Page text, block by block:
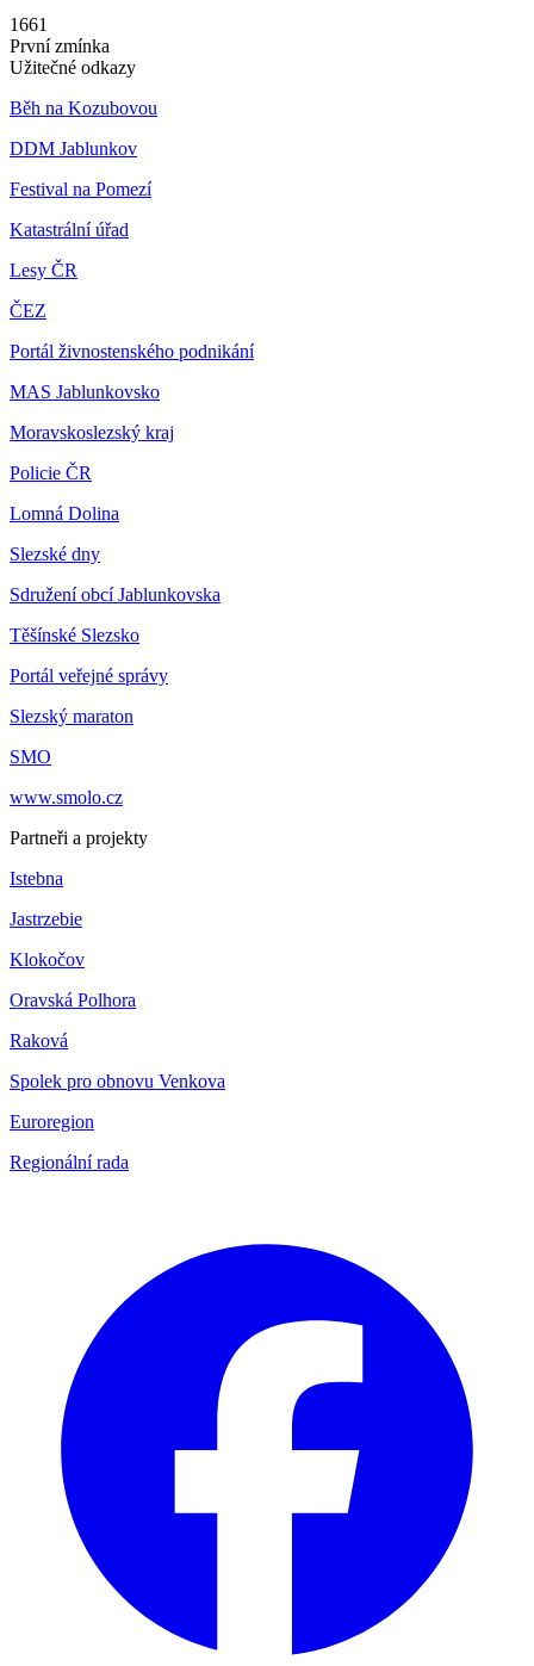
1661
První zmínka
Užitečné odkazy
Běh na Kozubovou
DDM Jablunkov
Festival na Pomezí
Katastrální úřad
Lesy ČR
ČEZ
Portál živnostenského podnikání
MAS Jablunkovsko
Moravskoslezský kraj
Policie ČR
Lomná Dolina
Slezské dny
Sdružení obcí Jablunkovska
Těšínské Slezsko
Portál veřejné správy
Slezský maraton
SMO
www.smolo.cz
Partneři a projekty
Istebna
Jastrzebie
Klokočov
Oravská Polhora
Raková
Spolek pro obnovu Venkova
Euroregion
Regionální rada